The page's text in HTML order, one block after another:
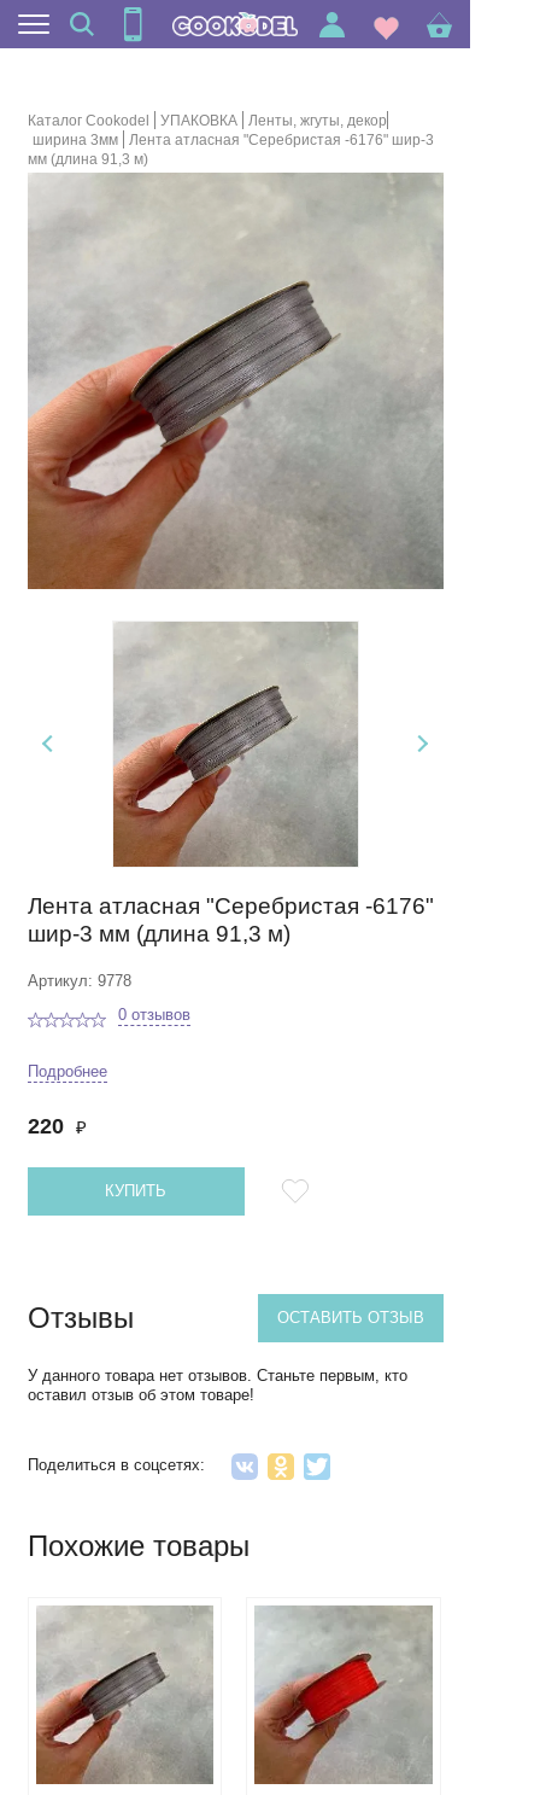
Каталог Cookodel УПАКОВКА
Ленты, жгуты, декор
ширина 3мм
Лента атласная "Серебристая -6176" шир-3
мм (длина 91,3 м)
Лента атласная "Серебристая -6176"
шир-3 мм (длина 91,3 м)
Артикул: 9778
0 отзывов
Подробнее
220 ₽
КУПИТЬ
Отзывы ОСТАВИТЬ ОТЗЫВ
У данного товара нет отзывов. Станьте первым, кто
оставил отзыв об этом товаре!
Поделиться в соцсетях:
Похожие товары